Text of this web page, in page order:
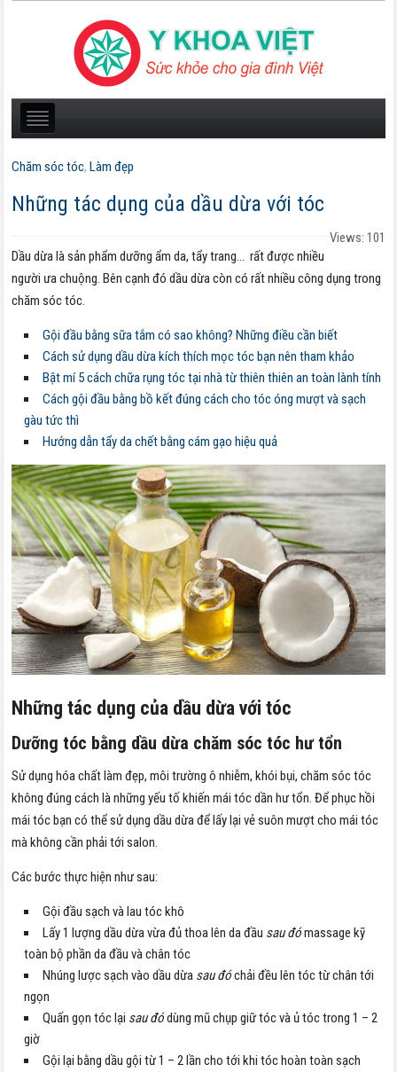
Chăm sóc tóc,Làm đẹp
Những tác dụng của dầu dừa với tóc
Views: 101
Dầu dừa là sản phẩm dưỡng ẩm da, tẩy trang… rất được nhiều
người ưa chuộng. Bên cạnh đó dầu dừa còn có rất nhiều công dụng trong
chăm sóc tóc.
Gội đầu bằng sữa tắm có sao không? Những điều cần biết
Cách sử dụng dầu dừa kích thích mọc tóc bạn nên tham khảo
Bật mí 5 cách chữa rụng tóc tại nhà từ thiên thiên an toàn lành tính
Cách gội đầu bằng bồ kết đúng cách cho tóc óng mượt và sạch
gàu tức thì
Hướng dẫn tẩy da chết bằng cám gạo hiệu quả
Những tác dụng của dầu dừa với tóc
Dưỡng tóc bằng dầu dừa chăm sóc tóc hư tổn
Sử dụng hóa chất làm đẹp, môi trường ô nhiễm, khói bụi, chăm sóc tóc
không đúng cách là những yếu tố khiến mái tóc dần hư tổn. Để phục hồi
mái tóc bạn có thể sử dụng dầu dừa để lấy lại vẻ suôn mượt cho mái tóc
mà không cần phải tới salon.
Các bước thực hiện như sau:
Gội đầu sạch và lau tóc khô
Lấy 1 lượng dầu dừa vừa đủ thoa lên da đầu sau đómassage kỹ
toàn bộ phần da đầu và chân tóc
Nhúng lược sạch vào dầu dừa sau đóchải đều lên tóc từ chân tới
ngọn
Quấn gọn tóc lại sau đódùng mũ chụp giữ tóc và ủ tóc trong 1 – 2
giờ
Gội lại bằng dầu gội từ 1 – 2 lần cho tới khi tóc hoàn toàn sạch